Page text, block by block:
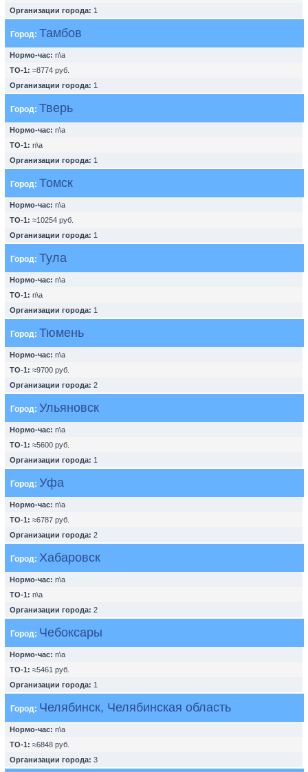
Организации города: 1
Город: Тамбов
Нормо-час: n\a
ТО-1: ≈8774 руб.
Организации города: 1
Город: Тверь
Нормо-час: n\a
ТО-1: n\a
Организации города: 1
Город: Томск
Нормо-час: n\a
ТО-1: ≈10254 руб.
Организации города: 1
Город: Тула
Нормо-час: n\a
ТО-1: n\a
Организации города: 1
Город: Тюмень
Нормо-час: n\a
ТО-1: ≈9700 руб.
Организации города: 2
Город: Ульяновск
Нормо-час: n\a
ТО-1: ≈5600 руб.
Организации города: 1
Город: Уфа
Нормо-час: n\a
ТО-1: ≈6787 руб.
Организации города: 2
Город: Хабаровск
Нормо-час: n\a
ТО-1: n\a
Организации города: 2
Город: Чебоксары
Нормо-час: n\a
ТО-1: ≈5461 руб.
Организации города: 1
Город: Челябинск, Челябинская область
Нормо-час: n\a
ТО-1: ≈6848 руб.
Организации города: 3